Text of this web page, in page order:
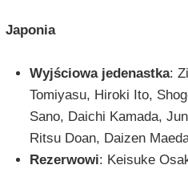
Japonia
Wyjściowa jedenastka:
Tomiyasu, Hiroki Ito,
Sano, Daichi Kamada,
Ritsu Doan, Daizen
Rezerwowi: Keisuke